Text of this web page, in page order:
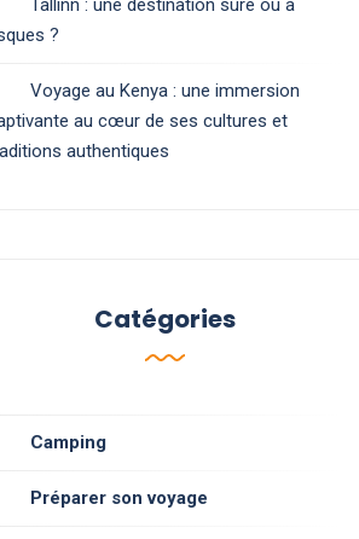
Tallinn : une destination sûre ou à
?
Voyage au Kenya : une immersion
au cœur de ses cultures et
authentiques
Catégories
Camping
Préparer son voyage